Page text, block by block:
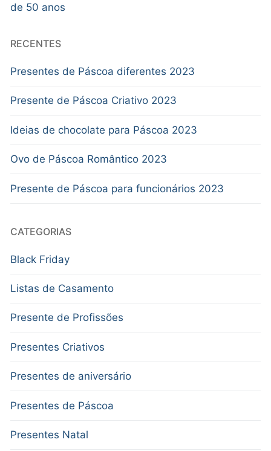
de 50 anos
RECENTES
Presentes de Páscoa diferentes 2023
Presente de Páscoa Criativo 2023
Ideias de chocolate para Páscoa 2023
Ovo de Páscoa Romântico 2023
Presente de Páscoa para funcionários 2023
CATEGORIAS
Black Friday
Listas de Casamento
Presente de Profissões
Presentes Criativos
Presentes de aniversário
Presentes de Páscoa
Presentes Natal